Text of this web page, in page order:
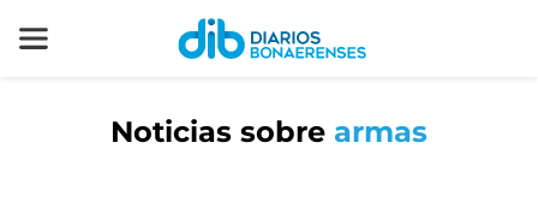
Noticias sobre armas